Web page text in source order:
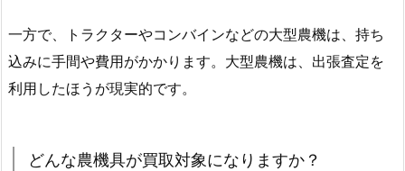
一方で、トラクターやコンバインなどの大型農機は、持ち
込みに手間や費用がかかります。大型農機は、出張査定を
利用したほうが現実的です。
どんな農機具が買取対象になりますか？